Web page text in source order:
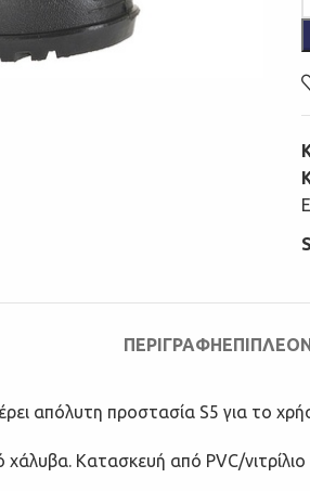
ΠΕΡΙΓΡΑΦΉ
απόλυτη προστασία S5 για το
Κατασκευή από PVC/